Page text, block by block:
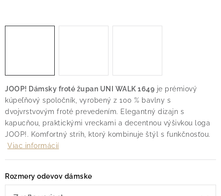
JOOP! Dámsky froté župan UNI WALK 1649 je prémiový
kúpeľňový spoločník, vyrobený z 100 % bavlny s
dvojvrstvovým froté prevedením. Elegantný dizajn s
kapucňou, praktickými vreckami a decentnou výšivkou loga
JOOP!. Komfortný strih, ktorý kombinuje štýl s funkčnosťou.
Viac informácií
Rozmery odevov dámske